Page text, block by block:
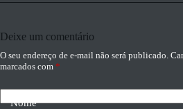
Deixe um comentário
O seu endereço de e-mail não será publicado.
marcados com *
Nome